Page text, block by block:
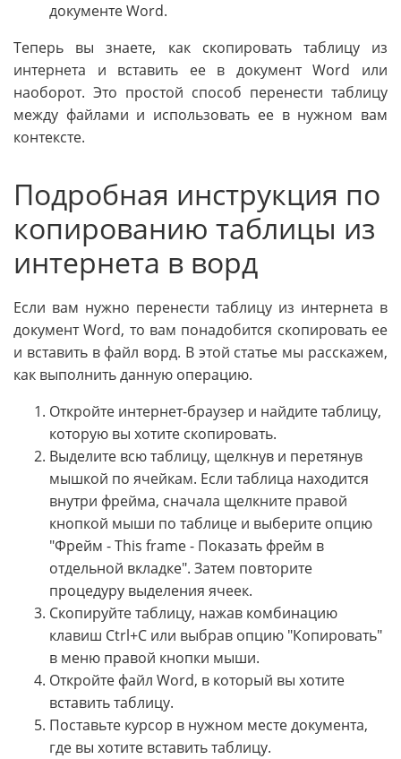
документе Word.
Теперь вы знаете, как скопировать таблицу из
интернета и вставить ее в документ Word или
наоборот. Это простой способ перенести таблицу
между файлами и использовать ее в нужном вам
контексте.
Подробная инструкция по
копированию таблицы из
интернета в ворд
Если вам нужно перенести таблицу из интернета в
документ Word, то вам понадобится скопировать ее
и вставить в файл ворд. В этой статье мы расскажем,
как выполнить данную операцию.
Откройте интернет-браузер и найдите таблицу,
которую вы хотите скопировать.
Выделите всю таблицу, щелкнув и перетянув
мышкой по ячейкам. Если таблица находится
внутри фрейма, сначала щелкните правой
кнопкой мыши по таблице и выберите опцию
"Фрейм - This frame - Показать фрейм в
отдельной вкладке". Затем повторите
процедуру выделения ячеек.
Скопируйте таблицу, нажав комбинацию
клавиш Ctrl+C или выбрав опцию "Копировать"
в меню правой кнопки мыши.
Откройте файл Word, в который вы хотите
вставить таблицу.
Поставьте курсор в нужном месте документа,
где вы хотите вставить таблицу.